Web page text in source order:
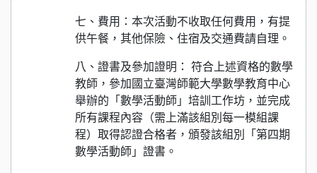
七、費用：本次活動不收取任何費用，有提
供午餐，其他保險、住宿及交通費請自理。
八、證書及參加證明： 符合上述資格的數學
教師，參加國立臺灣師範大學數學教育中心
舉辦的「數學活動師」培訓工作坊，並完成
所有課程內容（需上滿該組別每一模組課
程）取得認證合格者，頒發該組別「第四期
數學活動師」證書。